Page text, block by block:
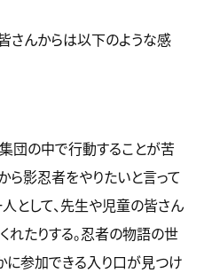
さんからは以下のような感
団の中で行動することが苦
ら影忍者をやりたいと言って
として、先生や児童の皆さん
れたりする。忍者の物語の世
に参加できる入り口が見つけ